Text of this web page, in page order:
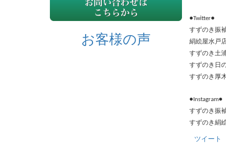
お客様の声
●Twitter●
すずのき
絹絵屋
すずのき
すずのき
すずのき
●Instagram●
すずのき振
すずのき絹
ツイート